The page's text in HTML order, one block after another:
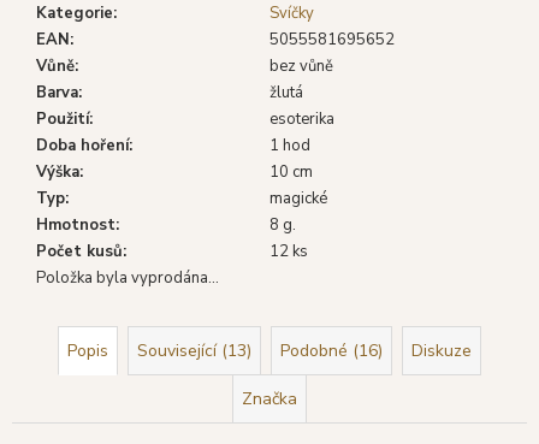
Kategorie:
Svíčky
EAN:
5055581695652
Vůně:
bez vůně
Barva:
žlutá
Použití:
esoterika
Doba hoření:
1 hod
Výška:
10 cm
Typ:
magické
Hmotnost:
8 g.
Počet kusů:
12 ks
Položka byla vyprodána…
Popis Související (13) Podobné (16) Diskuze
Značka
(BÍLÁ
ŠALVĚJ),
15
29
Kč
Původně:
39
Kč